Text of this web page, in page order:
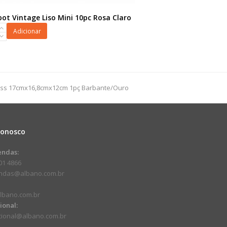
Vintage Liso Mini 10pc Rosa Claro
Adicionar
17cmx16,8cmx12cm 1pç Barbante/Ouro
4866